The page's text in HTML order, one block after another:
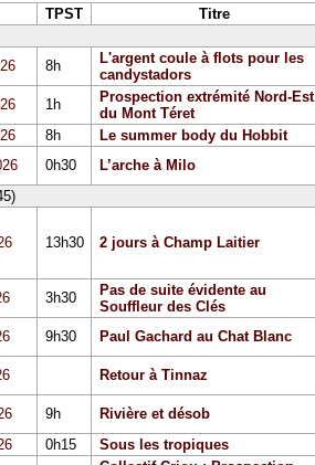
TPST Titre
8h
L'argent coule à flots pour les
candystadors
1h
Prospection extrémité Nord-Est
du Mont Téret
8h Le summer body du Hobbit
0h30 L’arche à Milo
13h30 2 jours à Champ Laitier
3h30
Pas de suite évidente au
Souffleur des Clés
9h30 Paul Gachard au Chat Blanc
Retour à Tinnaz
9h Rivière et désob
0h15 Sous les tropiques